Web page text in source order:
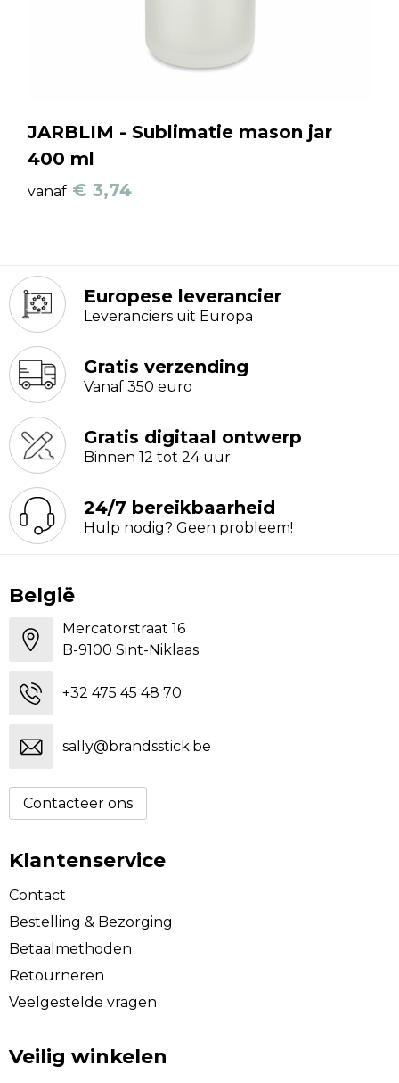
JARBLIM - Sublimatie mason jar
400 ml
vanaf € 3,74
Europese leverancier
Leveranciers uit Europa
Gratis verzending
Vanaf 350 euro
Gratis digitaal ontwerp
Binnen 12 tot 24 uur
24/7 bereikbaarheid
Hulp nodig? Geen probleem!
België
Mercatorstraat 16
B-9100 Sint-Niklaas
+32 475 45 48 70
sally@brandsstick.be
Contacteer ons
Klantenservice
Contact
Bestelling & Bezorging
Betaalmethoden
Retourneren
Veelgestelde vragen
Veilig winkelen